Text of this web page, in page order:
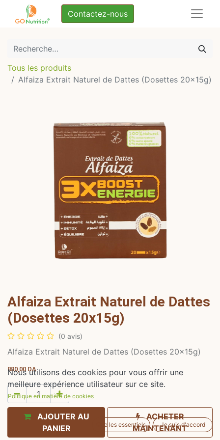
Contactez-nous
Tous les produits
Alfaiza Extrait Naturel de Dattes (Dosettes 20x15g)
Alfaiza Extrait Naturel de Dattes
(Dosettes 20x15g)
(0 avis)
Alfaiza Extrait Naturel de Dattes (Dosettes 20x15g)
880,00 DA
AJOUTER AU
PANIER
ACHETER
MAINTENANT
Nous utilisons des cookies pour vous offrir une
meilleure expérience utilisateur sur ce site.
Politique en matière de cookies
Que les essentiels Je suis d'accord